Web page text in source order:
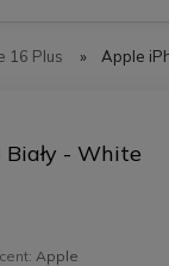
16 Plus » Apple
- White
Apple